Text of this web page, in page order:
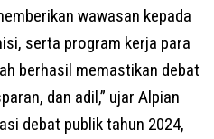
wawasan kepada
serta program kerja para
berhasil memastikan debat
dan adil,” ujar Alpian
debat publik tahun 2024,